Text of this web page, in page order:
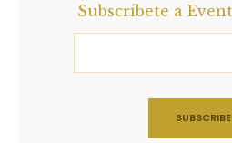
Subscríbete a